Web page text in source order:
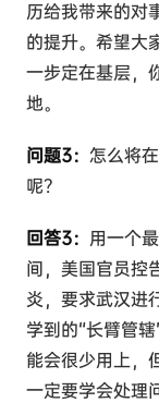
历给我带来的对
的提升。希望大
一步定在基层，
地。
问题3：怎么将
呢？
回答3： 用一个
间，美国官员控
炎，要求武汉进
学到的“长臂管
能会很少用上，
一定要学会处理